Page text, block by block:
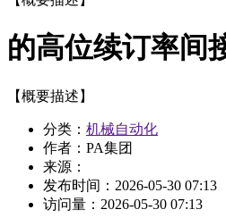
的高位续订率间
【概要描述】
分类： 机械自动化
作者：PA集团
来源：
发布时间： 2026-05-30 07:13
访问量： 2026-05-30 07:13